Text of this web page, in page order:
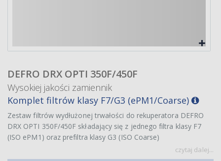
DEFRO DRX OPTI 350F/450F
Wysokiej jakości zamiennik
Komplet filtrów klasy F7/G3 (ePM1/Coarse)
Zestaw filtrów wydłużonej trwałości do rekuperatora DEFRO
DRX OPTI 350F/450F składający się z jednego filtra klasy F7
(ISO ePM1) oraz prefiltra klasy G3 (ISO Coarse)
czytaj dalej...